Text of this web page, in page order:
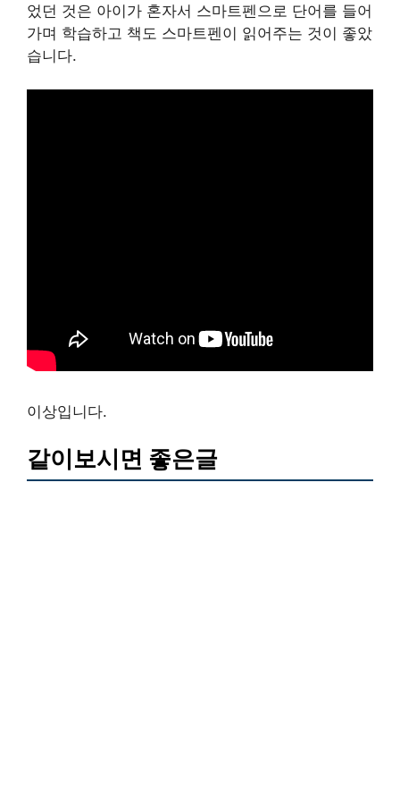
었던 것은 아이가 혼자서 스마트펜으로 단어를 들어
가며 학습하고 책도 스마트펜이 읽어주는 것이 좋았
습니다.
이상입니다.
같이보시면 좋은글